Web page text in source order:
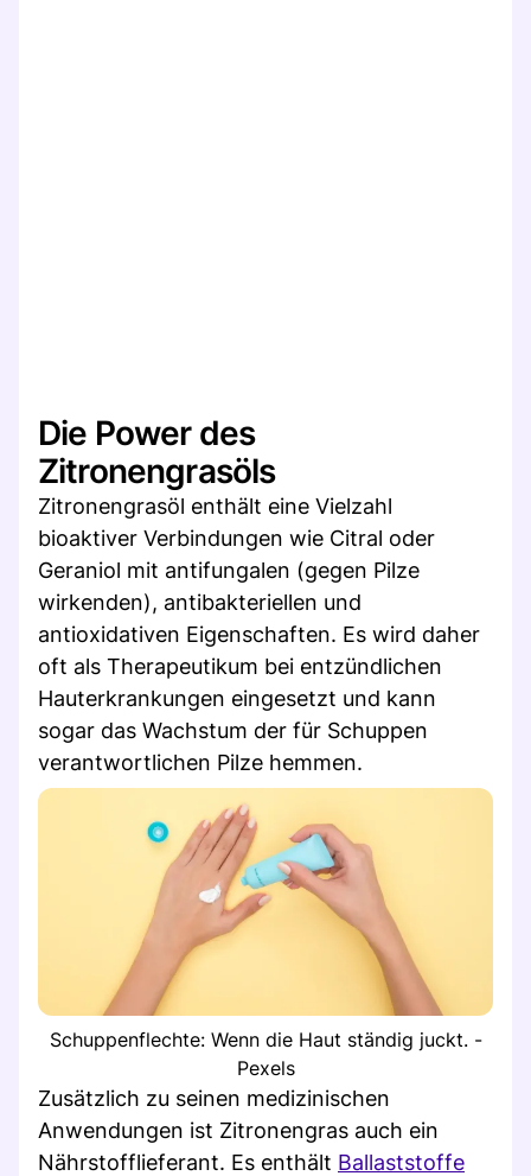
Die Power des
Zitronengrasöls
Zitronengrasöl enthält eine Vielzahl
bioaktiver Verbindungen wie Citral oder
Geraniol mit antifungalen (gegen Pilze
wirkenden), antibakteriellen und
antioxidativen Eigenschaften. Es wird daher
oft als Therapeutikum bei entzündlichen
Hauterkrankungen eingesetzt und kann
sogar das Wachstum der für Schuppen
verantwortlichen Pilze hemmen.
Schuppenflechte: Wenn die Haut ständig juckt. -
Pexels
Zusätzlich zu seinen medizinischen
Anwendungen ist Zitronengras auch ein
Nährstofflieferant. Es enthält Ballaststoffe